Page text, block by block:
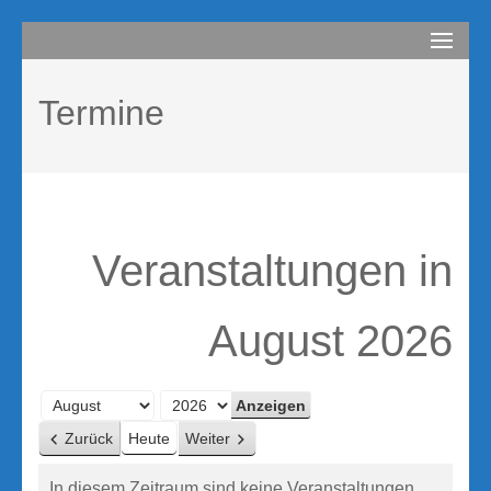
Inhalt
(Enter
drücken)
compurem
Termine
Veranstaltungen in
August 2026
Monat
Jahr
Zurück Heute Weiter